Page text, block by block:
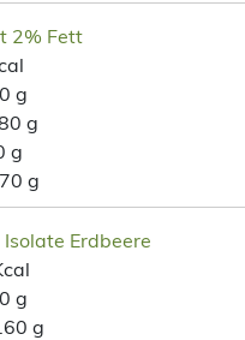
2% Fett
g
g
g
g
Erdbeere
g
g